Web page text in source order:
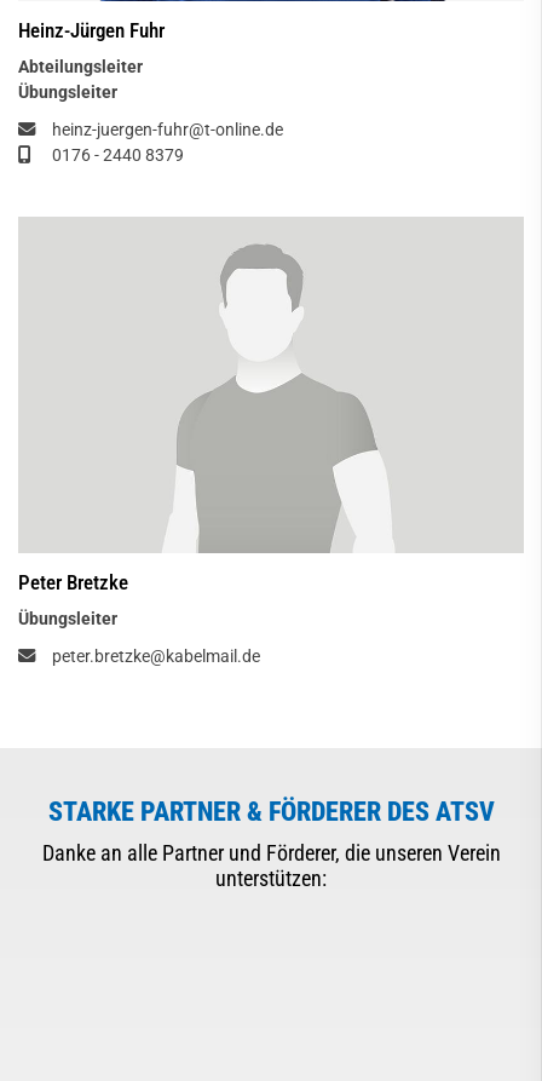
Heinz-Jürgen Fuhr
Abteilungsleiter
Übungsleiter
heinz-juergen-fuhr@t-online.de
0176 - 2440 8379
Peter Bretzke
Übungsleiter
peter.bretzke@kabelmail.de
STARKE PARTNER & FÖRDERER DES ATSV
Danke an alle Partner und Förderer, die unseren Verein
unterstützen: